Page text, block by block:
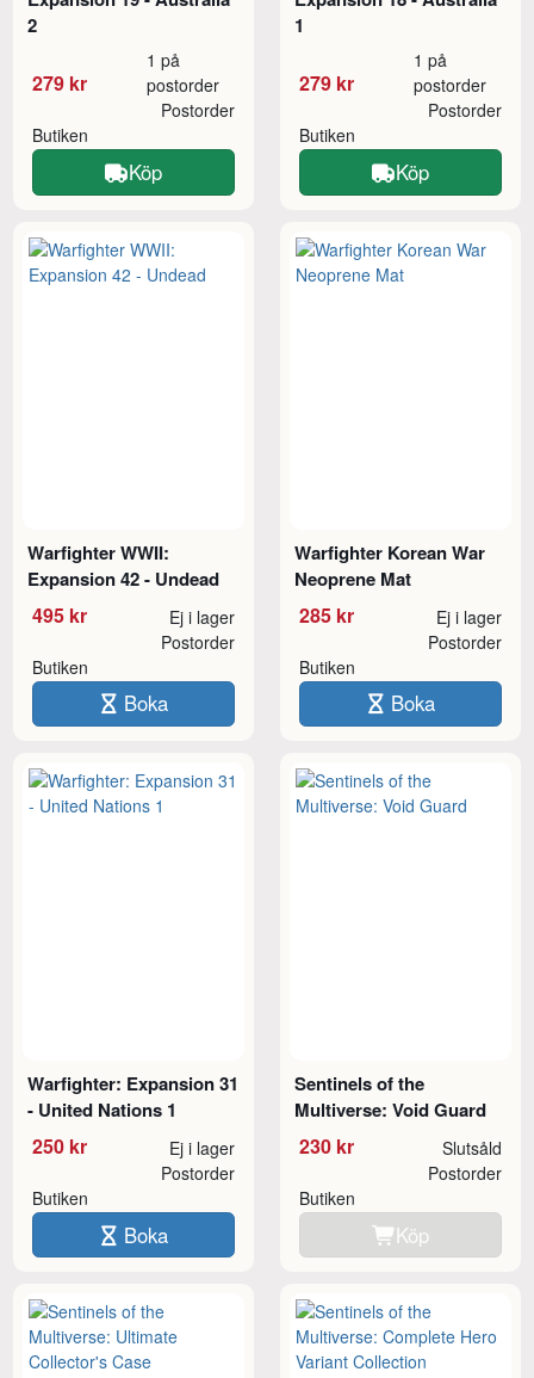
2
279 kr
1 på
postorder
Butiken
Postorder
Köp
1
279 kr
1 på
postorder
Butiken
Postorder
Köp
Warfighter WWII:
Expansion 42 - Undead
495 kr Ej i lager
Butiken
Postorder
Boka
Warfighter Korean War
Neoprene Mat
285 kr Ej i lager
Butiken
Postorder
Boka
Warfighter: Expansion 31
- United Nations 1
250 kr Ej i lager
Butiken
Postorder
Boka
Sentinels of the
Multiverse: Void Guard
230 kr Slutsåld
Butiken
Postorder
Köp